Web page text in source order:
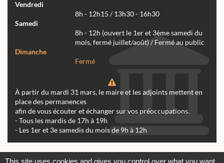
Vendredi
8h - 12h15 / 13h30 - 16h30
Samedi
8h - 12h (ouvert le 1er et 3ème samedi du
mois, fermé juillet/août) / Fermé au public
Dimanche
Fermé
À partir du mardi 31 mars, le maire et les adjoints mettent en
place des permanences
afin de vous écouter et échanger sur vos préoccupations.
- Tous les mardis de 17h à 19h
- Les 1er et 3e samedis du mois de 9h à 12h
This site uses cookies and gives you control over what you want